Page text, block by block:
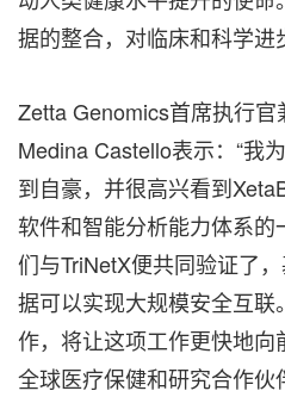
据的整合，对临床和科学进
Zetta Genomics首席执行
Medina Castello表示：“我
到自豪，并很高兴看到
软件和智能分析能力体系
们与TriNetX便共同验证了
据可以实现大规模安全互联
作，将让这项工作更快地
全球医疗保健和研究合作伙